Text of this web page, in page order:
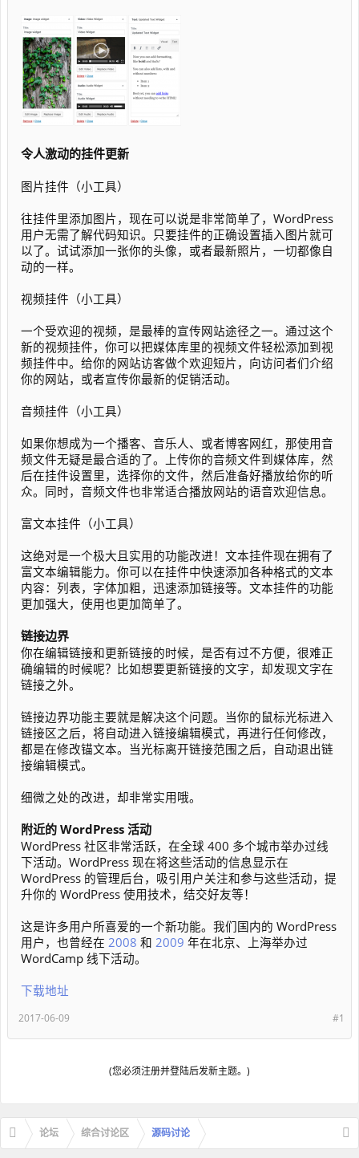
令人激动的挂件更新
图片挂件（小工具）
往挂件里添加图片，现在可以说是非常简单了，WordPress
用户无需了解代码知识。只要挂件的正确设置插入图片就可
以了。试试添加一张你的头像，或者最新照片，一切都像自
动的一样。
视频挂件（小工具）
一个受欢迎的视频，是最棒的宣传网站途径之一。通过这个
新的视频挂件，你可以把媒体库里的视频文件轻松添加到视
频挂件中。给你的网站访客做个欢迎短片，向访问者们介绍
你的网站，或者宣传你最新的促销活动。
音频挂件（小工具）
如果你想成为一个播客、音乐人、或者博客网红，那使用音
频文件无疑是最合适的了。上传你的音频文件到媒体库，然
后在挂件设置里，选择你的文件，然后准备好播放给你的听
众。同时，音频文件也非常适合播放网站的语音欢迎信息。
富文本挂件（小工具）
这绝对是一个极大且实用的功能改进！文本挂件现在拥有了
富文本编辑能力。你可以在挂件中快速添加各种格式的文本
内容：列表，字体加粗，迅速添加链接等。文本挂件的功能
更加强大，使用也更加简单了。
链接边界
你在编辑链接和更新链接的时候，是否有过不方便，很难正
确编辑的时候呢？比如想要更新链接的文字，却发现文字在
链接之外。
链接边界功能主要就是解决这个问题。当你的鼠标光标进入
链接区之后，将自动进入链接编辑模式，再进行任何修改，
都是在修改锚文本。当光标离开链接范围之后，自动退出链
接编辑模式。
细微之处的改进，却非常实用哦。
附近的 WordPress 活动
WordPress 社区非常活跃，在全球 400 多个城市举办过线
下活动。WordPress 现在将这些活动的信息显示在
WordPress 的管理后台，吸引用户关注和参与这些活动，提
升你的 WordPress 使用技术，结交好友等！
这是许多用户所喜爱的一个新功能。我们国内的 WordPress
用户，也曾经在 2008 和 2009 年在北京、上海举办过
WordCamp 线下活动。
下载地址
#1
2017-06-09
(您必须注册并登陆后发新主题。)
论坛 综合讨论区 源码讨论